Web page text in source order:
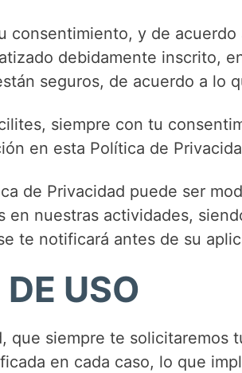
consentimiento, y de
debidamente inscrito,
seguros, de acuerdo a lo
siempre con tu
en esta Política de
de Privacidad puede ser
en nuestras actividades,
te notificará antes de su
USO
que siempre te
en cada caso, lo que